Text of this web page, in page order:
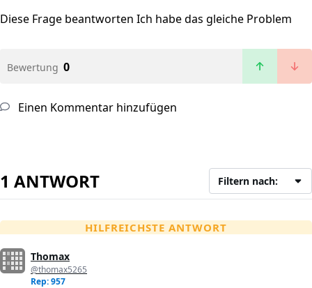
Diese Frage beantworten Ich habe das gleiche Problem
Bewertung 0
Einen Kommentar hinzufügen
1 ANTWORT Filtern nach:
HILFREICHSTE ANTWORT
Thomax
@thomax5265
Rep: 957